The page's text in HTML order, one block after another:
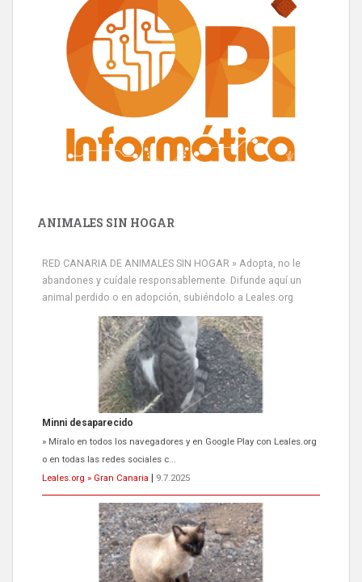
ANIMALES SIN HOGAR
RED CANARIA DE ANIMALES SIN HOGAR » Adopta, no le
abandones y cuídale responsablemente. Difunde aquí un
animal perdido o en adopción, subiéndolo a Leales.org
Minni desaparecido
» Míralo en todos los navegadores y en Google Play con Leales.org
o en todas las redes sociales c...
Leales.org » Gran Canaria
9.7.2025